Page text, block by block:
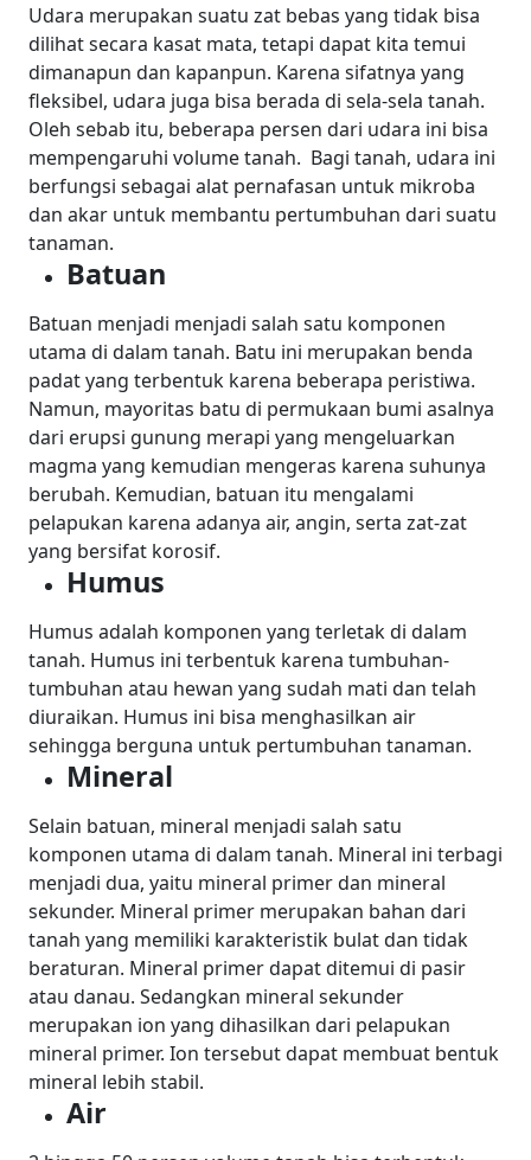
Udara merupakan suatu zat bebas yang tidak bisa
dilihat secara kasat mata, tetapi dapat kita temui
dimanapun dan kapanpun. Karena sifatnya yang
fleksibel, udara juga bisa berada di sela-sela tanah.
Oleh sebab itu, beberapa persen dari udara ini bisa
mempengaruhi volume tanah. Bagi tanah, udara ini
berfungsi sebagai alat pernafasan untuk mikroba
dan akar untuk membantu pertumbuhan dari suatu
tanaman.
Batuan
Batuan menjadi menjadi salah satu komponen
utama di dalam tanah. Batu ini merupakan benda
padat yang terbentuk karena beberapa peristiwa.
Namun, mayoritas batu di permukaan bumi asalnya
dari erupsi gunung merapi yang mengeluarkan
magma yang kemudian mengeras karena suhunya
berubah. Kemudian, batuan itu mengalami
pelapukan karena adanya air, angin, serta zat-zat
yang bersifat korosif.
Humus
Humus adalah komponen yang terletak di dalam
tanah. Humus ini terbentuk karena tumbuhan-
tumbuhan atau hewan yang sudah mati dan telah
diuraikan. Humus ini bisa menghasilkan air
sehingga berguna untuk pertumbuhan tanaman.
Mineral
Selain batuan, mineral menjadi salah satu
komponen utama di dalam tanah. Mineral ini terbagi
menjadi dua, yaitu mineral primer dan mineral
sekunder. Mineral primer merupakan bahan dari
tanah yang memiliki karakteristik bulat dan tidak
beraturan. Mineral primer dapat ditemui di pasir
atau danau. Sedangkan mineral sekunder
merupakan ion yang dihasilkan dari pelapukan
mineral primer. Ion tersebut dapat membuat bentuk
mineral lebih stabil.
Air